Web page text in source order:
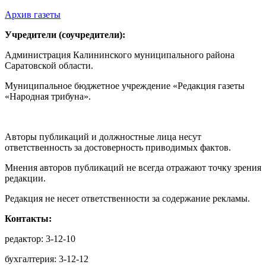
Архив газеты
Учредители (соучредители):
Администрация Калининского муниципального района
Саратовской области.
Муниципальное бюджетное учреждение «Редакция газеты
«Народная трибуна».
Авторы публикаций и должностные лица несут
ответственность за достоверность приводимых фактов.
Мнения авторов публикаций не всегда отражают точку зрения
редакции.
Редакция не несет ответственности за содержание рекламы.
Контакты:
редактор: 3-12-10
бухгалтерия: 3-12-12